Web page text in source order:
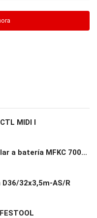
MIDI I
Fresadora de cantos modular a batería MFKC 700 KA EB-Basic
32x3,5m-AS/R